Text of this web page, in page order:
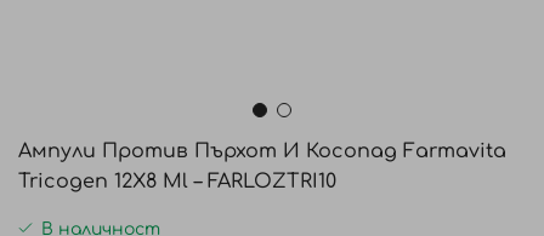
началото
на
галерия
Ампули Против Пърхот И Косопад Farmavita
Tricogen 12Х8 Ml – FARLOZTRI10
В наличност